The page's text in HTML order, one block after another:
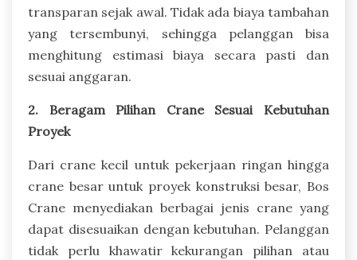
transparan sejak awal. Tidak ada biaya tambahan
yang tersembunyi, sehingga pelanggan bisa
menghitung estimasi biaya secara pasti dan
sesuai anggaran.
2. Beragam Pilihan Crane Sesuai Kebutuhan
Proyek
Dari crane kecil untuk pekerjaan ringan hingga
crane besar untuk proyek konstruksi besar, Bos
Crane menyediakan berbagai jenis crane yang
dapat disesuaikan dengan kebutuhan. Pelanggan
tidak perlu khawatir kekurangan pilihan atau